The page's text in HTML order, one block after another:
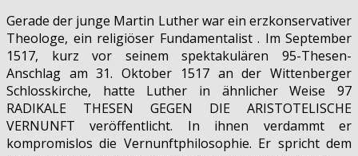
Gerade der junge Martin Luther war ein erzkonservativer
Theologe, ein religiöser Fundamentalist . Im September
1517, kurz vor seinem spektakulären 95-Thesen-
Anschlag am 31. Oktober 1517 an der Wittenberger
Schlosskirche, hatte Luther in ähnlicher Weise 97
RADIKALE THESEN GEGEN DIE ARISTOTELISCHE
VERNUNFT veröffentlicht. In ihnen verdammt er
kompromislos die Vernunftphilosophie. Er spricht dem